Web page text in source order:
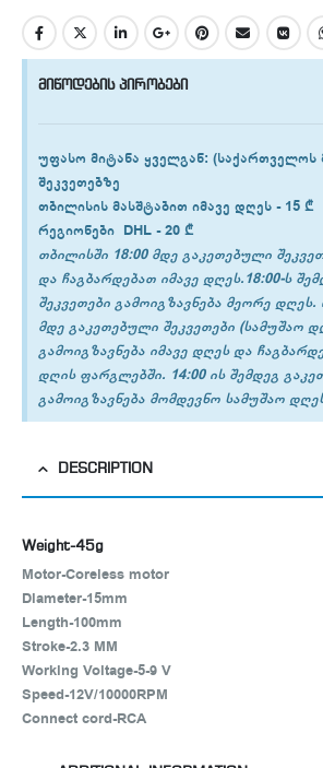
მიწოდების პირობები
უფასო მიტანა ყველგან: (საქართველოს
შეკვეთებზე
თბილისის მასშტაბით იმავე დღეს -15 ₾
რეგიონები DHL -20 ₾
თბილისში 18:00 მდე გაკეთებული
და ჩაგბარდებათ იმავე დღეს.18:00-ს
შეკვეთები გამოიგზავნება მეორე დღეს.
მდე გაკეთებული შეკვეთები (სამუშაო
გამოიგზავნება იმავე დღეს და
დღის ფარგლებში. 14:00 ის შემდეგ
გამოიგზავნება მომდევნო სამუშაო
DESCRIPTION
Weight-45g
Motor-Coreless motor
Diameter-15mm
Length-100mm
Stroke-2.3 MM
Working Voltage-5-9 V
Speed-12V/10000RPM
Connect cord-RCA